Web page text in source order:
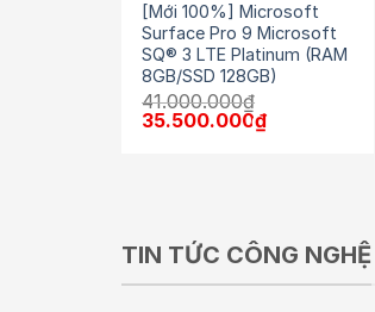
[Mới 100%] Microsoft
Surface Pro 9 Microsoft
SQ® 3 LTE Platinum (RAM
8GB/SSD 128GB)
41.000.000₫
Giá
35.500.000₫Giá
TIN TỨC CÔNG NGHỆ